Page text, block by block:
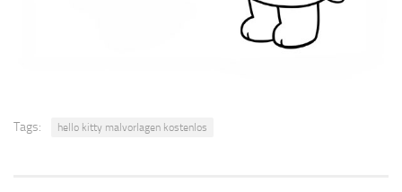
Tags: hello kitty malvorlagen kostenlos